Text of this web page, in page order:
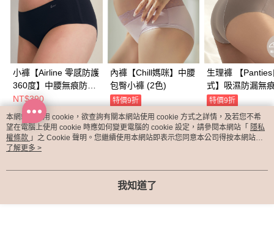
小褲【Airline 零感防護
360度】中腰無痕防漏
生理褲 (共3色)(夜暮
黑/晨曦粉/焦糖午後)
NT$390
內褲【Chill媽咪】中腰
包臀小褲 (2色)
特價9折
NT$441
NT$490
生理褲 【
式】吸濕防漏無
褲​(杏沙灰)
特價9折
NT$351
NT$390
本網站中使用 cookie，欲查詢有關本網站使用 cookie 方式之詳情，及若您不希
望在電腦上使用 cookie 時應如何變更電腦的 cookie 設定，請參閱本網站「 隱私
權條款 」之 Cookie 聲明。您繼續使用本網站即表示您同意本公司得按本網站使
用條款之 Cookie 聲明使用 cookie。
了解更多 >
我知道了